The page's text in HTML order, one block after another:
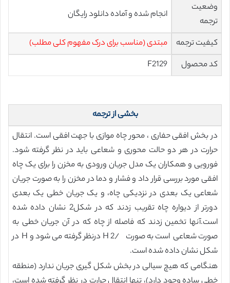
وضعیت
ترجمه
انجام شده و آماده دانلود رایگان
کیفیت ترجمه
مبتدی (مناسب برای درک مفهوم کلی مطلب)
کد محصول
F2129
بخشی از ترجمه
در بخش افقی حفاری ، محور چاه موازی با جهت افقی است. انتقال
حرارت در هر دو حالت محوری و شعاعی باید در نظر گرفته شود.
فورویی و همکاران یک مدل جریان ورودی به مخزن را برای یک چاه
افقی مورد بررسی قرار داد و فشار و دما در مخزن را به صورت جریان
شعاعی یک بعدی در نزدیکی چاه، و یک جریان خطی یک بعدی
دورتر از دیواره چاه تقریب زدند که در شکل2 نشان داده شده
است.آنها تخمین زدند که فاصله از چاه که در آن جریان خطی به
صورت شعاعی است به صورت /2 H درنظر گرفته می شود و H در
شکل نشان داده شده است.
هنگامی که هیچ سیالی در بخش شکل گیری جریان ندارد (منطقه